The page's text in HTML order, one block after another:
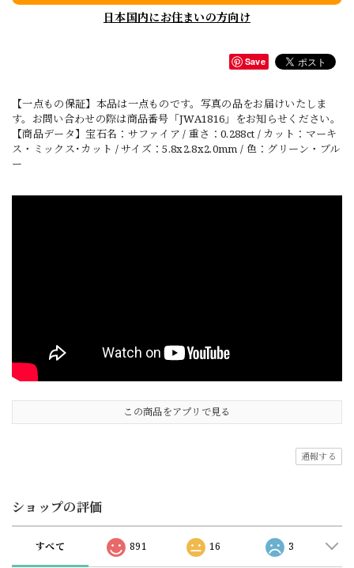
日本国内にお住まいの方向け
Save
【一点もの保証】本品は一点ものです。写真の品をお届けいたしま
す。お問い合わせの際は商品番号「JWA1816」をお知らせください。
【商品データ】宝石名：サファイア / 重さ：0.288ct / カット：マーキ
ス・ミックス･カット / サイズ：5.8x2.8x2.0mm / 色：グリーン・ブル
ー
この商品をアプリで見る
通報する
ショップの評価
すべて 891 16 3